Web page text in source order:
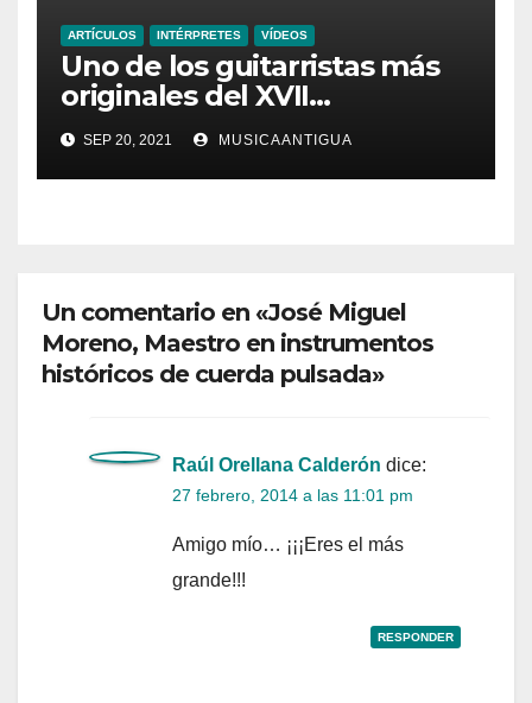
ARTÍCULOS INTÉRPRETES VÍDEOS
Uno de los guitarristas más
originales del XVII…
hablamos de Angelo Michele
Bartolotti
SEP 20, 2021 MUSICAANTIGUA
Un comentario en «José Miguel
Moreno, Maestro en instrumentos
históricos de cuerda pulsada»
Raúl Orellana Calderón dice:
27 febrero, 2014 a las 11:01 pm
Amigo mío… ¡¡¡Eres el más
grande!!!
RESPONDER